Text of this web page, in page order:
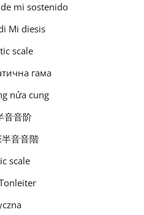
mi sostenido
Mi diesis
scale
гама
nửa cung
音音阶
半音音階
scale